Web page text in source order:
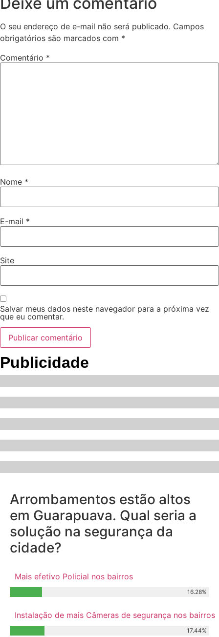
O seu endereço de e-mail não será publicado. Campos
obrigatórios são marcados com *
Comentário *
Nome *
E-mail *
Site
Salvar meus dados neste navegador para a próxima vez
que eu comentar.
Publicidade
Arrombamentos estão altos
em Guarapuava. Qual seria a
solução na segurança da
cidade?
Mais efetivo Policial nos bairros
16.28%
Instalação de mais Câmeras de segurança nos bairros
17.44%